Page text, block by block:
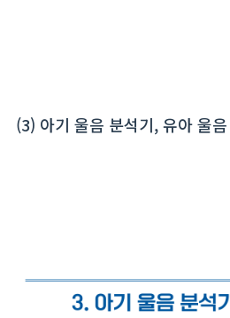
(3) 아기 울음 분석기, 유아 울